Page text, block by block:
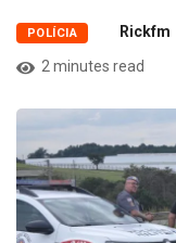
POLÍCIA Rickfm
2 minutes read